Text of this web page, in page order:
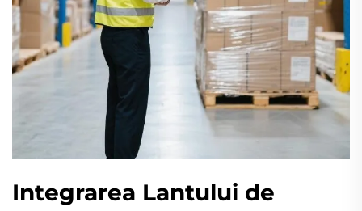
Integrarea Lantului de